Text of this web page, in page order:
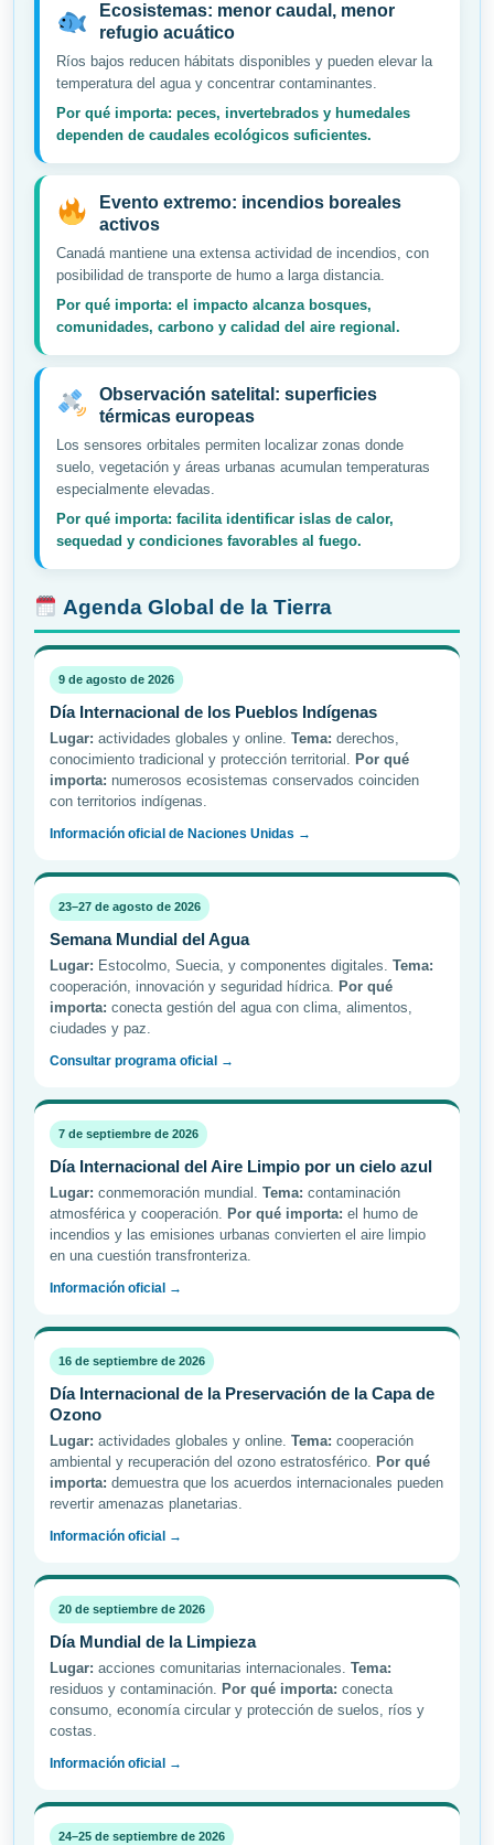
Ecosistemas: menor caudal, menor
refugio acuático
Ríos bajos reducen hábitats disponibles y pueden elevar la
temperatura del agua y concentrar contaminantes.
Por qué importa: peces, invertebrados y humedales
dependen de caudales ecológicos suficientes.
Evento extremo: incendios boreales
activos
Canadá mantiene una extensa actividad de incendios, con
posibilidad de transporte de humo a larga distancia.
Por qué importa: el impacto alcanza bosques,
comunidades, carbono y calidad del aire regional.
Observación satelital: superficies
térmicas europeas
Los sensores orbitales permiten localizar zonas donde
suelo, vegetación y áreas urbanas acumulan temperaturas
especialmente elevadas.
Por qué importa: facilita identificar islas de calor,
sequedad y condiciones favorables al fuego.
Agenda Global de la Tierra
9 de agosto de 2026
Día Internacional de los Pueblos Indígenas
Lugar: actividades globales y online. Tema: derechos,
conocimiento tradicional y protección territorial. Por qué
importa: numerosos ecosistemas conservados coinciden
con territorios indígenas.
Información oficial de Naciones Unidas →
23–27 de agosto de 2026
Semana Mundial del Agua
Lugar: Estocolmo, Suecia, y componentes digitales. Tema:
cooperación, innovación y seguridad hídrica. Por qué
importa: conecta gestión del agua con clima, alimentos,
ciudades y paz.
Consultar programa oficial →
7 de septiembre de 2026
Día Internacional del Aire Limpio por un cielo azul
Lugar: conmemoración mundial. Tema: contaminación
atmosférica y cooperación. Por qué importa: el humo de
incendios y las emisiones urbanas convierten el aire limpio
en una cuestión transfronteriza.
Información oficial →
16 de septiembre de 2026
Día Internacional de la Preservación de la Capa de
Ozono
Lugar: actividades globales y online. Tema: cooperación
ambiental y recuperación del ozono estratosférico. Por qué
importa: demuestra que los acuerdos internacionales pueden
revertir amenazas planetarias.
Información oficial →
20 de septiembre de 2026
Día Mundial de la Limpieza
Lugar: acciones comunitarias internacionales. Tema:
residuos y contaminación. Por qué importa: conecta
consumo, economía circular y protección de suelos, ríos y
costas.
Información oficial →
24–25 de septiembre de 2026